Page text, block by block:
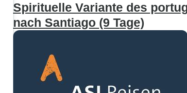
Spirituelle Variante des
nach Santiago (9 Tage)